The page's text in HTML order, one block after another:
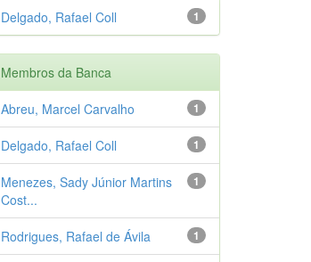
1
Delgado, Rafael Coll
Membros da Banca
1
Abreu, Marcel Carvalho
1
Delgado, Rafael Coll
1
Menezes, Sady Júnior Martins
Cost...
1
Rodrigues, Rafael de Ávila